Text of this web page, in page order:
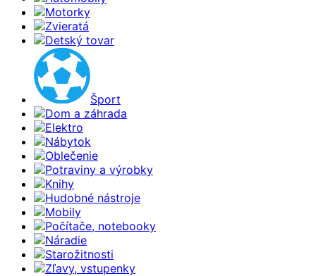
Motorky
Zvieratá
Detský tovar
Šport
Dom a záhrada
Elektro
Nábytok
Oblečenie
Potraviny a výrobky
Knihy
Hudobné nástroje
Mobily
Počítače, notebooky
Náradie
Starožitnosti
Zľavy, vstupenky